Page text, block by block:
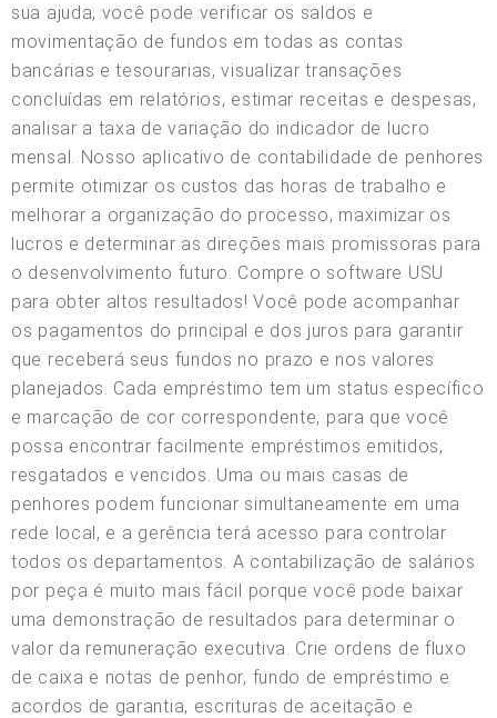
sua ajuda, você pode verificar os saldos e
movimentação de fundos em todas as contas
bancárias e tesourarias, visualizar transações
concluídas em relatórios, estimar receitas e despesas,
analisar a taxa de variação do indicador de lucro
mensal. Nosso aplicativo de contabilidade de penhores
permite otimizar os custos das horas de trabalho e
melhorar a organização do processo, maximizar os
lucros e determinar as direções mais promissoras para
o desenvolvimento futuro. Compre o software USU
para obter altos resultados! Você pode acompanhar
os pagamentos do principal e dos juros para garantir
que receberá seus fundos no prazo e nos valores
planejados. Cada empréstimo tem um status específico
e marcação de cor correspondente, para que você
possa encontrar facilmente empréstimos emitidos,
resgatados e vencidos. Uma ou mais casas de
penhores podem funcionar simultaneamente em uma
rede local, e a gerência terá acesso para controlar
todos os departamentos. A contabilização de salários
por peça é muito mais fácil porque você pode baixar
uma demonstração de resultados para determinar o
valor da remuneração executiva. Crie ordens de fluxo
de caixa e notas de penhor, fundo de empréstimo e
acordos de garantia, escrituras de aceitação e